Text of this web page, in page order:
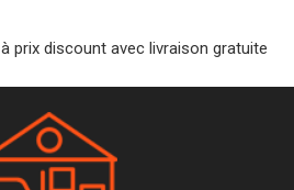
prix discount avec livraison gratuite